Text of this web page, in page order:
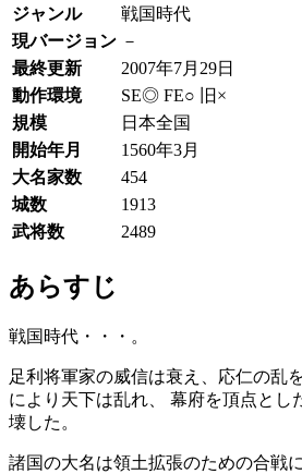
ジャンル
戦国時代
現バージョン －
最終更新
2007年7月29日
動作環境
SE◎ FE○ 旧×
規模
日本全国
開始年月
1560年3月
大名家数
454
城数
1913
武将数
2489
あらすじ
戦国時代・・・。
足利将軍家の威信は衰え、応仁の乱
により天下は乱れ、 幕府を頂点とし
壊した。
諸国の大名は領土拡張のための合戦